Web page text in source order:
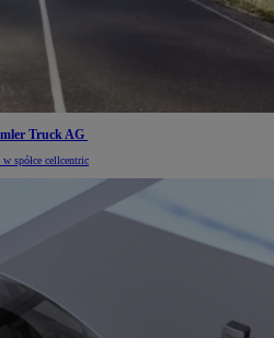
Truck AG
spółce cellcentric